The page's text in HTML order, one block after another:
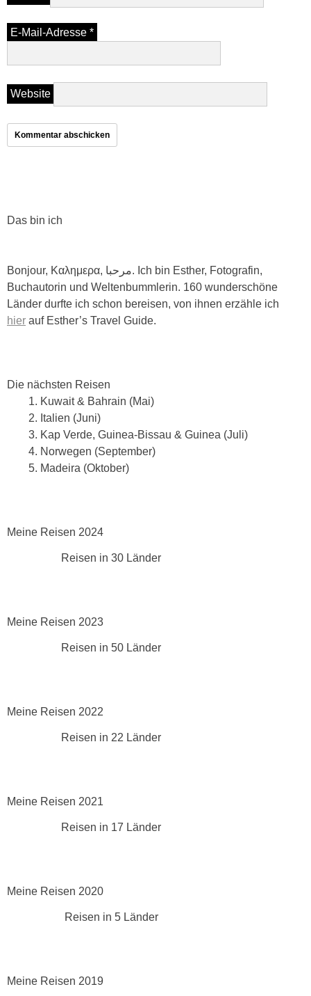
E-Mail-Adresse *
Website
Das bin ich
Bonjour, Καλημερα, مرحبا. Ich bin Esther, Fotografin,
Buchautorin und Weltenbummlerin. 160 wunderschöne
Länder durfte ich schon bereisen, von ihnen erzähle ich
hier auf Esther’s Travel Guide.
Die nächsten Reisen
Kuwait & Bahrain (Mai)
Italien (Juni)
Kap Verde, Guinea-Bissau & Guinea (Juli)
Norwegen (September)
Madeira (Oktober)
Meine Reisen 2024
Reisen in 30 Länder
Meine Reisen 2023
Reisen in 50 Länder
Meine Reisen 2022
Reisen in 22 Länder
Meine Reisen 2021
Reisen in 17 Länder
Meine Reisen 2020
Reisen in 5 Länder
Meine Reisen 2019